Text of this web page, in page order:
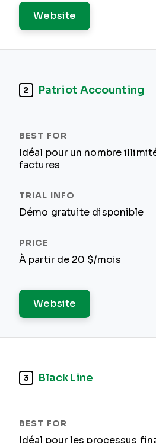
Website
2 Patriot Accounting
Idéal pour un nombre
factures
Démo gratuite disponible
À partir de 20 $/mois
Website
3 BlackLine
Idéal pour les processus